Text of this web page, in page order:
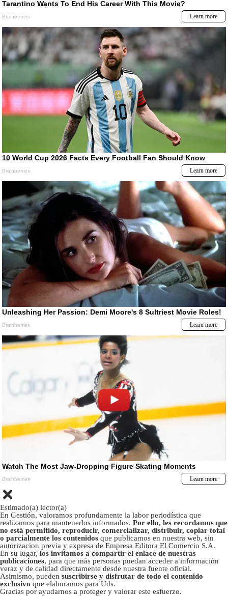
Estimado(a) lector(a)
En Gestión, valoramos profundamente la labor periodística que
realizamos para mantenerlos informados. Por ello, les recordamos que
no está permitido, reproducir, comercializar, distribuir, copiar total
o parcialmente los contenidos que publicamos en nuestra web, sin
autorizacion previa y expresa de Empresa Editora El Comercio S.A.
En su lugar, los invitamos a compartir el enlace de nuestras
publicaciones, para que más personas puedan acceder a información
veraz y de calidad directamente desde nuestra fuente oficial.
Asimismo, pueden suscribirse y disfrutar de todo el contenido
exclusivo que elaboramos para Uds.
Gracias por ayudarnos a proteger y valorar este esfuerzo.